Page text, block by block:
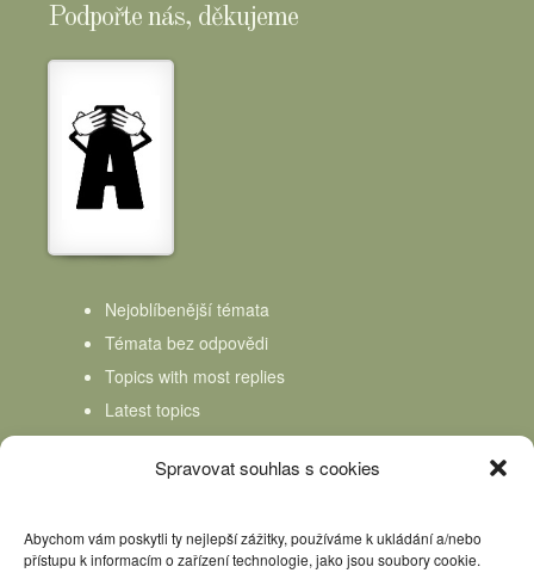
Spravovat souhlas s cookies
Abychom vám poskytli ty nejlepší zážitky, používáme k ukládání a/nebo
přístupu k informacím o zařízení technologie, jako jsou soubory cookie.
Podpořte nás, děkujeme
Nejoblíbenější témata
Témata bez odpovědi
Topics with most replies
Latest topics
Topics Freshness